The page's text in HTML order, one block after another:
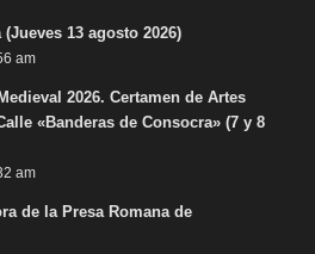
13 agosto 2026)
am
2026. Certamen de Artes
«Banderas de Consocra» (7 y 8
am
de la Presa Romana de